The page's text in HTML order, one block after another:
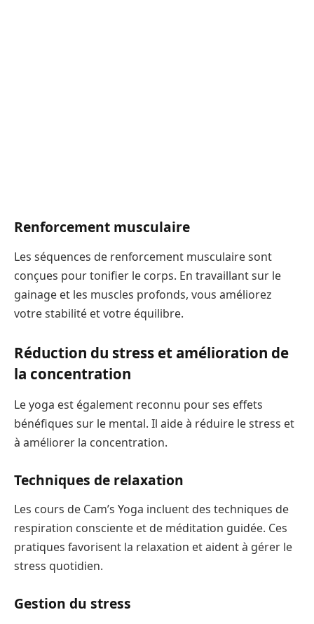
Renforcement musculaire
Les séquences de renforcement musculaire sont
conçues pour tonifier le corps. En travaillant sur le
gainage et les muscles profonds, vous améliorez
votre stabilité et votre équilibre.
Réduction du stress et amélioration de
la concentration
Le yoga est également reconnu pour ses effets
bénéfiques sur le mental. Il aide à réduire le stress et
à améliorer la concentration.
Techniques de relaxation
Les cours de Cam’s Yoga incluent des techniques de
respiration consciente et de méditation guidée. Ces
pratiques favorisent la relaxation et aident à gérer le
stress quotidien.
Gestion du stress